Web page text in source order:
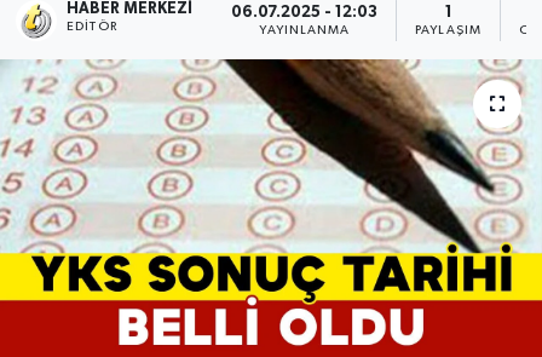
HABER MERKEZI
EDITÖR
06.07.2025 - 12:03
YAYINLANMA
1
PAYLAŞIM